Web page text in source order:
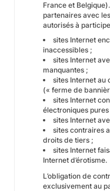
France et
partenaires avec
autorisés à
sites Internet
inaccessibles ;
sites Internet
manquantes ;
sites Internet au
(« ferme de
sites Internet
électroniques
sites Internet
sites contraires
droits de tiers ;
sites Internet
Internet d’érotisme.
L’obligation de
exclusivement au